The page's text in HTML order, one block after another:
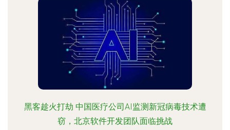
黑客趁火打劫 中国医疗公司AI监测新冠病毒技术遭
窃，北京软件开发团队面临挑战